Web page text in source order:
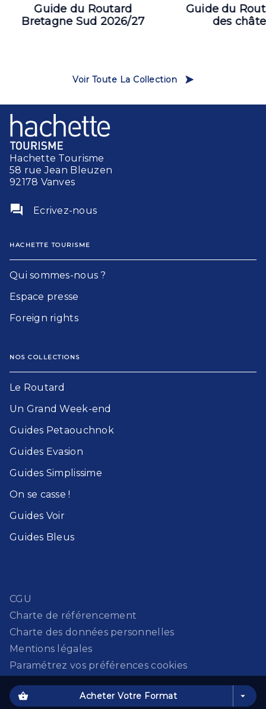
shopping_basket Acheter Votre Format arrow_drop_down
Guide du Routard
Bretagne Sud 2026/27
Guide du
des
Voir Toute La Collection
Hachette Tourisme
58 rue Jean Bleuzen
92178 Vanves
question_answer Ecrivez-nous
HACHETTE TOURISME
Qui sommes-nous ?
Espace presse
Foreign rights
NOS COLLECTIONS
Le Routard​
Un Grand Week-end​
Guides Petaouchnok​
Guides Evasion​
Guides Simplissime​
On se casse !​
Guides Voir​
Guides Bleu​s
CGU
Charte de référencement
Charte des données personnelles
Mentions légales
Paramétrez vos préférences cookies